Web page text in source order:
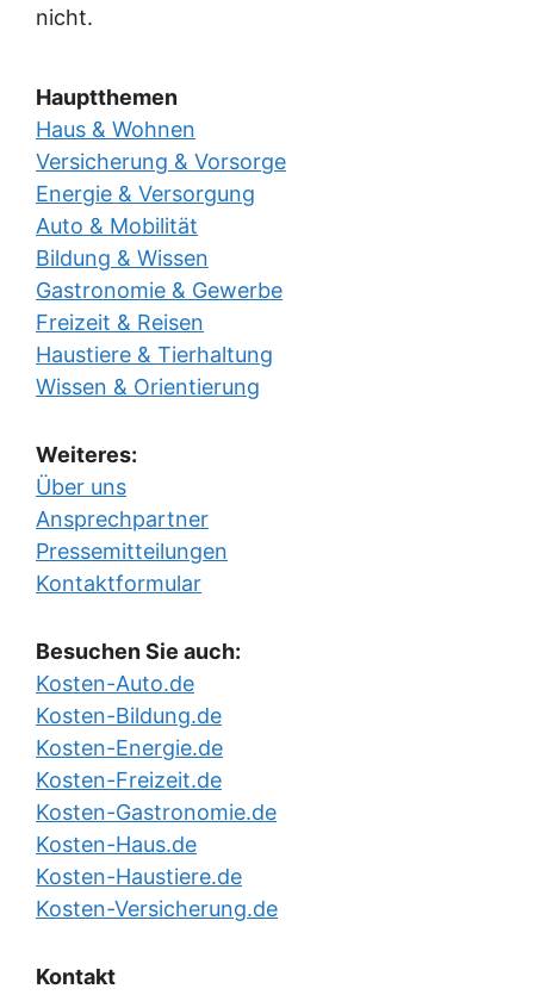
nicht.
Hauptthemen
Haus & Wohnen
Versicherung & Vorsorge
Energie & Versorgung
Auto & Mobilität
Bildung & Wissen
Gastronomie & Gewerbe
Freizeit & Reisen
Haustiere & Tierhaltung
Wissen & Orientierung
Weiteres:
Über uns
Ansprechpartner
Pressemitteilungen
Kontaktformular
Besuchen Sie auch:
Kosten-Auto.de
Kosten-Bildung.de
Kosten-Energie.de
Kosten-Freizeit.de
Kosten-Gastronomie.de
Kosten-Haus.de
Kosten-Haustiere.de
Kosten-Versicherung.de
Kontakt